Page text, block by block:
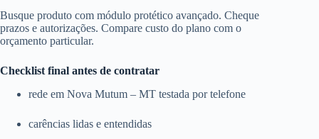
Busque produto com módulo protético avançado. Cheque
prazos e autorizações. Compare custo do plano com o
orçamento particular.
Checklist final antes de contratar
rede em Nova Mutum – MT testada por telefone
carências lidas e entendidas